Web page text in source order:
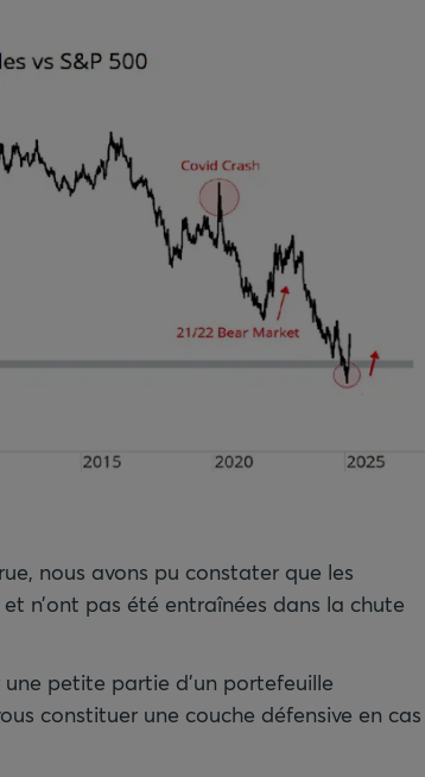
nous avons pu constater que les
n’ont pas été entraînées dans la chute
petite partie d’un portefeuille
constituer une couche défensive en cas